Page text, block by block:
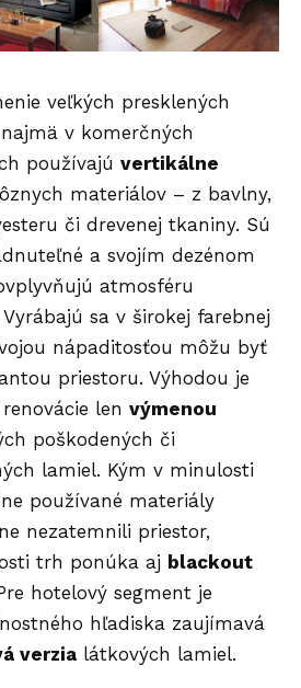
veľkých presklených
v komerčných
používajú vertikálne
materiálov – z bavlny,
či drevenej tkaniny. Sú
a svojím dezénom
atmosféru
sa v širokej farebnej
nápaditosťou môžu byť
priestoru. Výhodou je
len výmenou
poškodených či
lamiel. Kým v minulosti
používané materiály
nezatemnili priestor,
trh ponúka aj blackout
hotelový segment je
hľadiska zaujímavá
verzia látkových lamiel.